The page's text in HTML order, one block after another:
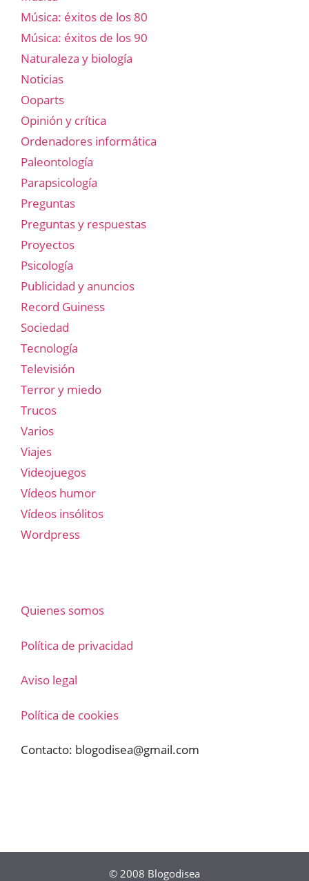
Música: éxitos de los 80
Música: éxitos de los 90
Naturaleza y biología
Noticias
Ooparts
Opinión y crítica
Ordenadores informática
Paleontología
Parapsicología
Preguntas
Preguntas y respuestas
Proyectos
Psicología
Publicidad y anuncios
Record Guiness
Sociedad
Tecnología
Televisión
Terror y miedo
Trucos
Varios
Viajes
Videojuegos
Vídeos humor
Vídeos insólitos
Wordpress
Quienes somos
Política de privacidad
Aviso legal
Política de cookies
Contacto: blogodisea@gmail.com
© 2008 Blogodisea